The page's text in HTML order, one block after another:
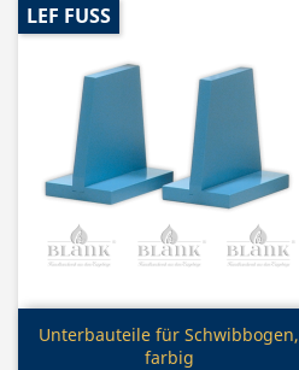
Vorschau
Unterbauteile für Schwibbogen,
farbig
LEF FUSS